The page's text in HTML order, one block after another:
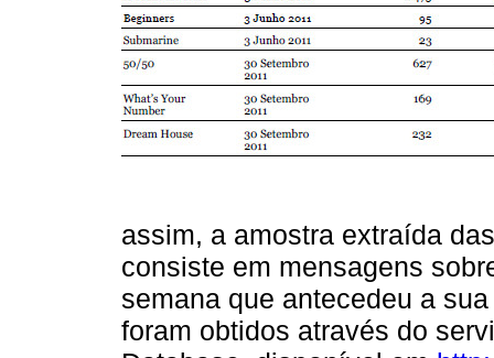
assim, a amostra extraída
consiste em mensagens
semana que antecedeu a
foram obtidos através do